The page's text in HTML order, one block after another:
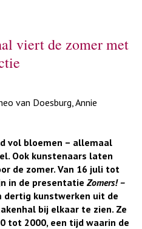
viert de zomer met
van Doesburg, Annie
vol bloemen – allemaal
Ook kunstenaars laten
de zomer. Van 16 juli tot
in de presentatie Zomers! –
dertig kunstwerken uit de
bij elkaar te zien. Ze
tot 2000, een tijd waarin de